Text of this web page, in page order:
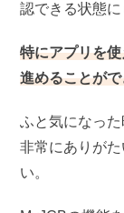
認できる状態に
特にアプリを
進めることが
ふと気になっ
非常にありが
い。